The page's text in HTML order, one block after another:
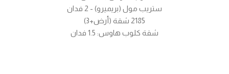
ستريب مول (بريميرو) - 2 فدان
2185 شقة (أرض+3)
شقة كلوب هاوس: 1.5 فدان